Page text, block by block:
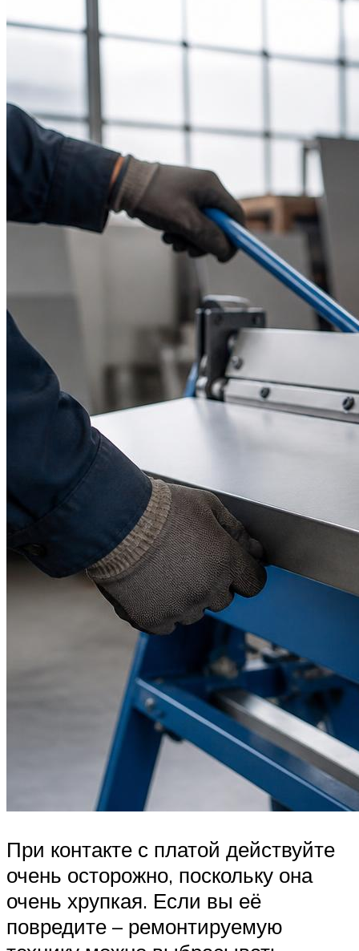
При контакте с платой действуйте
очень осторожно, поскольку она
очень хрупкая. Если вы её
повредите – ремонтируемую